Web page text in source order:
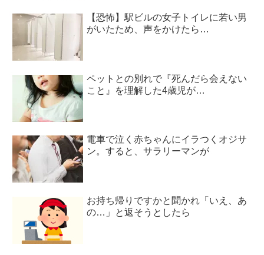
【恐怖】駅ビルの女子トイレに若い男
がいたため、声をかけたら…
ペットとの別れで『死んだら会えない
こと』を理解した4歳児が…
電車で泣く赤ちゃんにイラつくオジサ
ン。すると、サラリーマンが
お持ち帰りですかと聞かれ「いえ、あ
の…」と返そうとしたら